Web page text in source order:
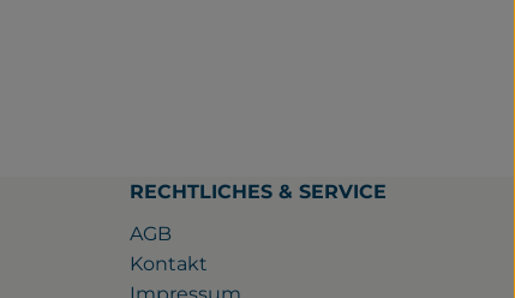
RECHTLICHES & SERVICE
AGB
Kontakt